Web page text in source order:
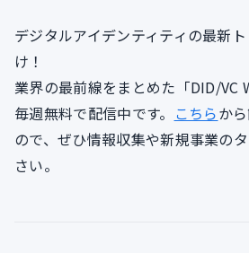
デジタルアイデンティティの最新
け！
業界の最前線をまとめた「DID/VC
毎週無料で配信中です。 こちらか
ので、ぜひ情報収集や新規事業の
さい。